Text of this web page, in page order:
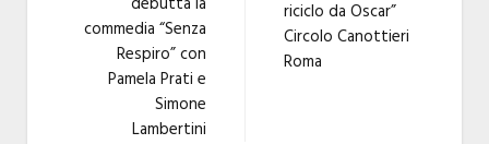
commedia “Senza
Respiro” con
Pamela Prati e
Simone
Lambertini
riciclo da Oscar”
Circolo Canottieri
Roma